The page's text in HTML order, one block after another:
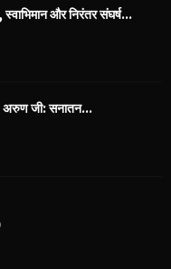
और निरंतर संघर्ष...
जी: सनातन...